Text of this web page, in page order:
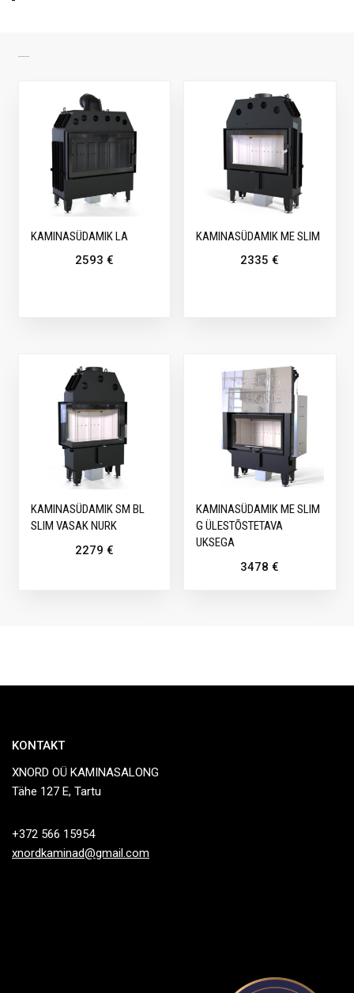
KAMINASÜDAMIK LA
2593 €
KAMINASÜDAMIK ME SLIM
2335€
KAMINASÜDAMIK SM BL
SLIM VASAK NURK
2279 €
KAMINASÜDAMIK ME SLIM
G ÜLESTÕSTETAVA
UKSEGA
3478€
KONTAKT
XNORD OÜ KAMINASALONG
Tähe 127 E, Tartu
+372 566 15954
xnordkaminad@gmail.com